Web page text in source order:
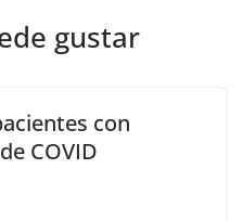
gustar
con
COVID